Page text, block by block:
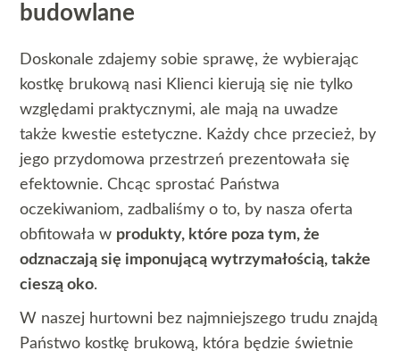
budowlane
Doskonale zdajemy sobie sprawę, że wybierając
kostkę brukową nasi Klienci kierują się nie tylko
względami praktycznymi, ale mają na uwadze
także kwestie estetyczne. Każdy chce przecież, by
jego przydomowa przestrzeń prezentowała się
efektownie. Chcąc sprostać Państwa
oczekiwaniom, zadbaliśmy o to, by nasza oferta
obfitowała w produkty, które poza tym, że
odznaczają się imponującą wytrzymałością, także
cieszą oko.
W naszej hurtowni bez najmniejszego trudu znajdą
Państwo kostkę brukową, która będzie świetnie